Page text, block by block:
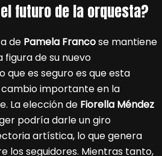
futuro de la orquesta?
de Pamela Francose mantiene
de su nuevo
es seguro es que esta
importante en la
La elección de Fiorella Méndez
podría darle un giro
artística, lo que genera
los seguidores. Mientras tanto,